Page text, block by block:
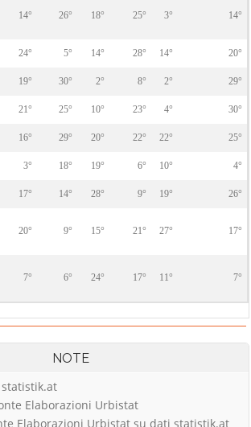
14° 26° 18° 25° 3° 14°
24° 5° 14° 28° 14° 20°
19° 30° 2° 8° 2° 29°
21° 25° 10° 23° 4° 30°
16° 29° 20° 22° 22° 25°
3° 18° 19° 6° 10° 4°
17° 14° 28° 9° 19° 26°
20° 9° 15° 21° 27° 17°
7° 6° 24° 17° 11° 7°
NOTE
statistik.at
Elaborazioni Urbistat
Elaborazioni Urbistat su dati statistik.at